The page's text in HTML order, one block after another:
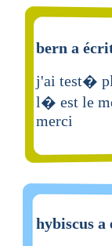
bern a
j'ai test�
l� est le
merci
hybiscus